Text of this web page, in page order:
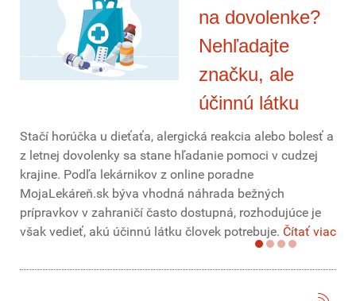
na dovolenke?
Nehľadajte
značku, ale
účinnú látku
Stačí horúčka u dieťaťa, alergická reakcia alebo bolesť a
z letnej dovolenky sa stane hľadanie pomoci v cudzej
krajine. Podľa lekárnikov z online poradne
MojaLekáreň.sk býva vhodná náhrada bežných
prípravkov v zahraničí často dostupná, rozhodujúce je
však vedieť, akú účinnú látku človek potrebuje. Čítať viac